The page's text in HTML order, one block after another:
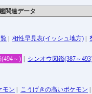
関連データ
相性早見表(イッシュ地方)
～)
シンオウ図鑑(387～
モン こうげきの高いポケモン